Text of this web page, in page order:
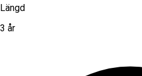
Längd
3 år